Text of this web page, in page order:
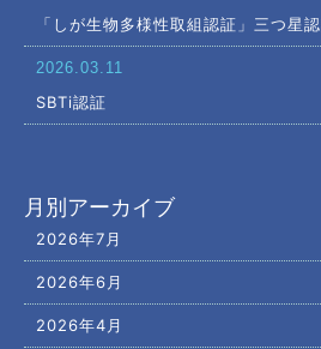
「しが生物多様性取組認証」三つ星
2026.03.11
SBTi認証
月別アーカイブ
2026年7月
2026年6月
2026年4月